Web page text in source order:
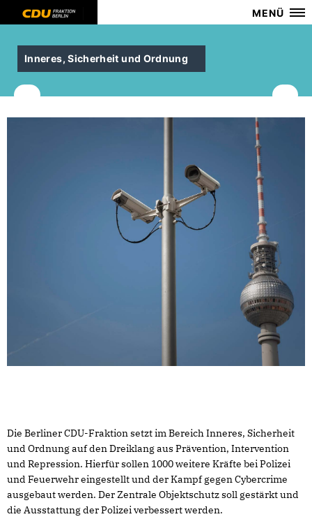
MENÜ
Inneres, Sicherheit und Ordnung
Die Berliner CDU-Fraktion setzt im Bereich Inneres, Sicherheit
und Ordnung auf den Dreiklang aus Prävention, Intervention
und Repression. Hierfür sollen 1000 weitere Kräfte bei Polizei
und Feuerwehr eingestellt und der Kampf gegen Cybercrime
ausgebaut werden. Der Zentrale Objektschutz soll gestärkt und
die Ausstattung der Polizei verbessert werden.